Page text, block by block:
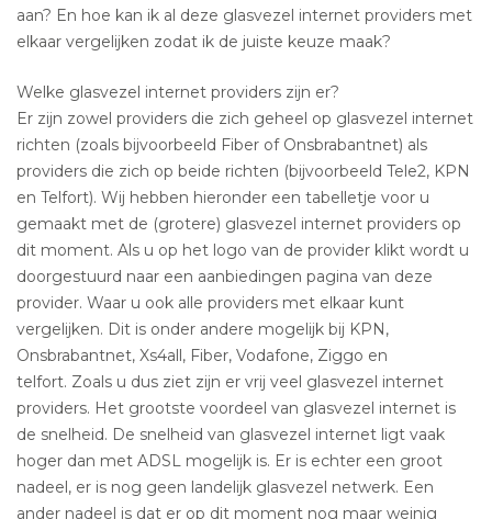
aan? En hoe kan ik al deze glasvezel internet providers met
elkaar vergelijken zodat ik de juiste keuze maak?
Welke glasvezel internet providers zijn er?
Er zijn zowel providers die zich geheel op glasvezel internet
richten (zoals bijvoorbeeld Fiber of Onsbrabantnet) als
providers die zich op beide richten (bijvoorbeeld Tele2, KPN
en Telfort). Wij hebben hieronder een tabelletje voor u
gemaakt met de (grotere) glasvezel internet providers op
dit moment. Als u op het logo van de provider klikt wordt u
doorgestuurd naar een aanbiedingen pagina van deze
provider. Waar u ook alle providers met elkaar kunt
vergelijken. Dit is onder andere mogelijk bij KPN,
Onsbrabantnet, Xs4all, Fiber, Vodafone, Ziggo en
telfort. Zoals u dus ziet zijn er vrij veel glasvezel internet
providers. Het grootste voordeel van glasvezel internet is
de snelheid. De snelheid van glasvezel internet ligt vaak
hoger dan met ADSL mogelijk is. Er is echter een groot
nadeel, er is nog geen landelijk glasvezel netwerk. Een
ander nadeel is dat er op dit moment nog maar weinig